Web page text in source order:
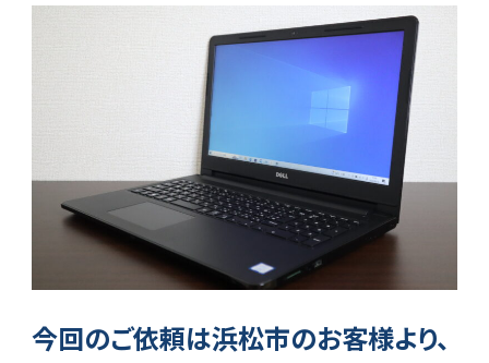
今回のご依頼は浜松市のお客様より、